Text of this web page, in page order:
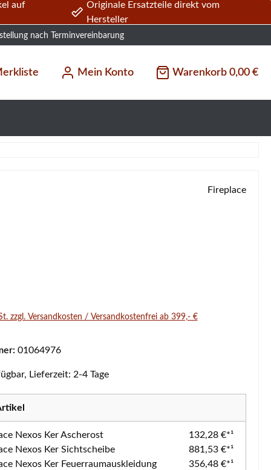
auf
Originale Ersatzteile direkt vom
Hersteller
nach Terminvereinbarung
Mein Konto Warenkorb 0,00 €
Fireplace
zzgl. Versandkosten / Versandkostenfrei ab 399,- €
01064976
Lieferzeit: 2-4 Tage
Nexos Ker Ascherost
132,28 €*¹
Nexos Ker Sichtscheibe
881,53 €*¹
Nexos Ker Feuerraumauskleidung
356,48 €*¹